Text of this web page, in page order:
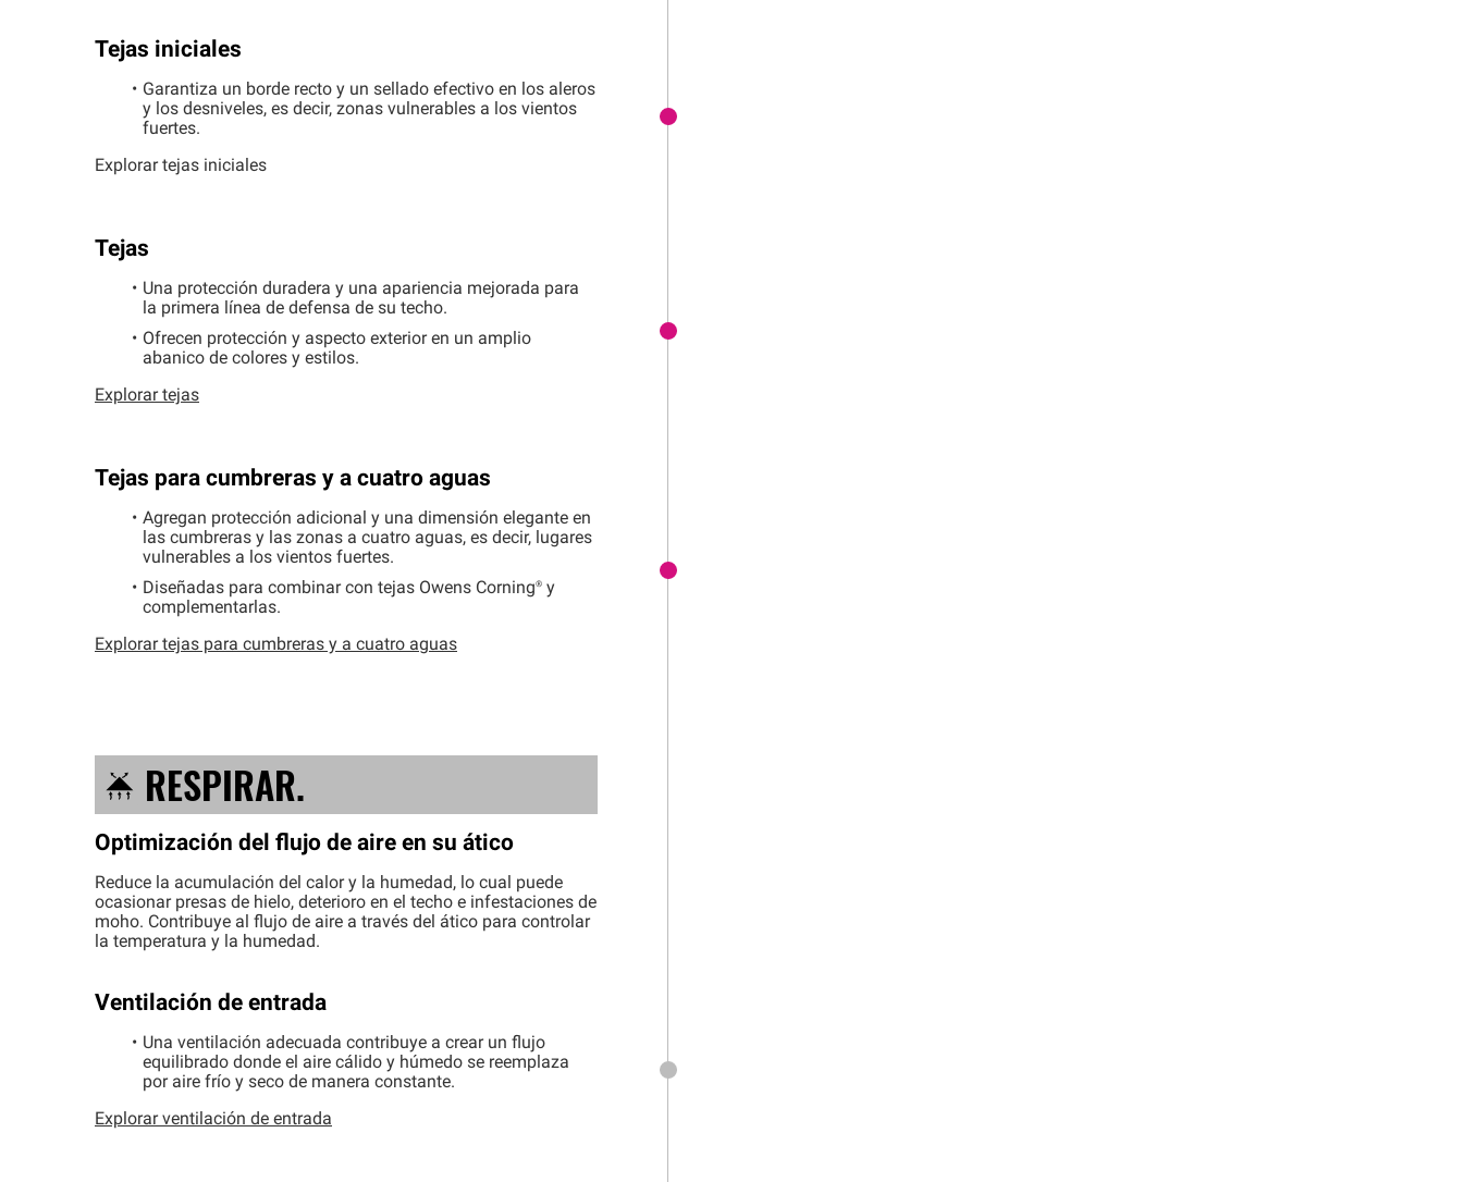
Tejas iniciales
Garantiza un borde recto y un sellado efectivo en los aleros
y los desniveles, es decir, zonas vulnerables a los vientos
fuertes.
Explorar tejas iniciales
Tejas
Una protección duradera y una apariencia mejorada para
la primera línea de defensa de su techo.
Ofrecen protección y aspecto exterior en un amplio
abanico de colores y estilos.
Explorar tejas
Tejas para cumbreras y a cuatro aguas
Agregan protección adicional y una dimensión elegante en
las cumbreras y las zonas a cuatro aguas, es decir, lugares
vulnerables a los vientos fuertes.
Diseñadas para combinar con tejas Owens Corning®y
complementarlas.
Explorar tejas para cumbreras y a cuatro aguas
RESPIRAR.
Optimización del flujo de aire en su ático
Reduce la acumulación del calor y la humedad, lo cual puede
ocasionar presas de hielo, deterioro en el techo e infestaciones de
moho. Contribuye al flujo de aire a través del ático para controlar
la temperatura y la humedad.
Ventilación de entrada
Una ventilación adecuada contribuye a crear un flujo
equilibrado donde el aire cálido y húmedo se reemplaza
por aire frío y seco de manera constante.
Explorar ventilación de entrada